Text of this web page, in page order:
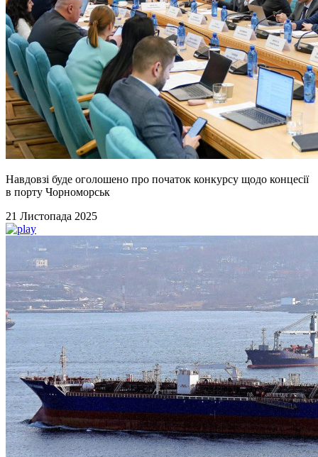
Навдовзі буде оголошено про початок конкурсу щодо концесії
в порту Чорноморськ
21 Листопада 2025